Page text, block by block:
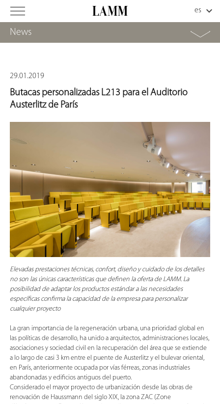
News
29.01.2019
Butacas personalizadas L213 para el Auditorio
Austerlitz de París
Elevadas prestaciones técnicas, confort, diseño y cuidado de los detalles
no son las únicas características que definen la oferta de LAMM. La
posibilidad de adaptar los productos estándar a las necesidades
específicas confirma la capacidad de la empresa para personalizar
cualquier proyecto
La gran importancia de la regeneración urbana, una prioridad global en
las políticas de desarrollo, ha unido a arquitectos, administraciones locales,
asociaciones y sociedad civil en la recuperación del área que se extiende
a lo largo de casi 3 km entre el puente de Austerlitz y el bulevar oriental,
en París, anteriormente ocupada por vías férreas, zonas industriales
abandonadas y edificios antiguos del puerto.
Considerado el mayor proyecto de urbanización desde las obras de
renovación de Haussmann del siglo XIX, la zona ZAC (Zone